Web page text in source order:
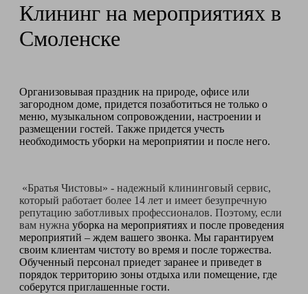
Клининг на мероприятиях в
Смоленске
Организовывая праздник на природе, офисе или
загородном доме, придется позаботиться не только о
меню, музыкальном сопровождении, настроении и
размещении гостей. Также придется учесть
необходимость уборки на мероприятии и после него.
«Братья Чистовы» - надежный клининговый сервис,
который работает более 14 лет и имеет безупречную
репутацию заботливых профессионалов. Поэтому, если
вам нужна уборка на мероприятиях и после проведения
мероприятий – ждем вашего звонка. Мы гарантируем
своим клиентам чистоту во время и после торжества.
Обученный персонал приедет заранее и приведет в
порядок территорию зоны отдыха или помещение, где
соберутся приглашенные гости.